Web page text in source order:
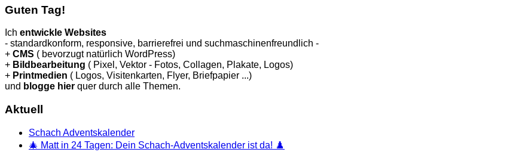
Guten Tag!
Ich entwickle Websites
- standardkonform, responsive, barrierefrei und suchmaschinenfreundlich -
+ CMS ( bevorzugt natürlich WordPress)
+ Bildbearbeitung ( Pixel, Vektor - Fotos, Collagen, Plakate, Logos)
+ Printmedien ( Logos, Visitenkarten, Flyer, Briefpapier ...)
und blogge hier quer durch alle Themen.
Aktuell
Schach Adventskalender
🎄 Matt in 24 Tagen: Dein Schach-Adventskalender ist da! ♟️